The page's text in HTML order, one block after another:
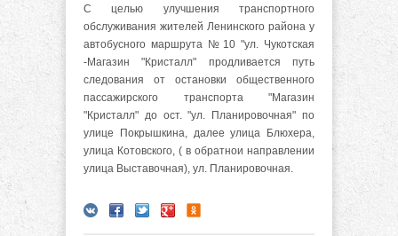
С целью улучшения транспортного
обслуживания жителей Ленинского района у
автобусного маршрута №10 "ул. Чукотская
-Магазин "Кристалл" продливается путь
следования от остановки общественного
пассажирского транспорта "Магазин
"Кристалл" до ост. "ул. Планировочная" по
улице Покрышкина, далее улица Блюхера,
улица Котовского, ( в обратнои направлении
улица Выставочная), ул. Планировочная.